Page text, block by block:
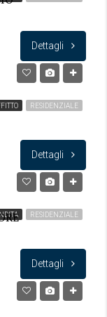
Dettagli
RESIDENZIALE
Dettagli
RESIDENZIALE
Dettagli